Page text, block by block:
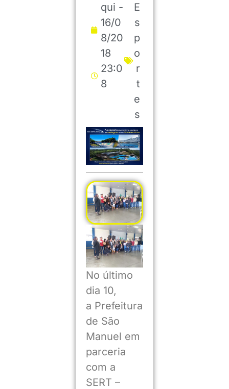
qui -
16/0
8/20
18
23:0
8
E
s
p
o
r
t
e
s
No último
dia 10,
a Prefeitura
de São
Manuel em
parceria
com a
SERT –